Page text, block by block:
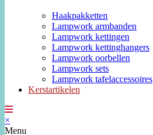
Haakpakketten
Lampwork armbanden
Lampwork kettingen
Lampwork kettinghangers
Lampwork oorbellen
Lampwork sets
Lampwork tafelaccessoires
Kerstartikelen
×
Menu